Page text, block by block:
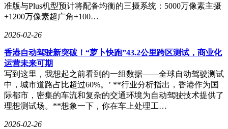
准版与Plus机型预计将配备均衡的三摄系统：5000万像素主摄
+1200万像素超广角+100…
2026-02-26
香港自动驾驶新突破！“萝卜快跑”43.2公里跨区测试，商业化
运营未来可期
写到这里，我想起之前看到的一组数据——全球自动驾驶测试
中，城市道路占比超过60%。’ **行业分析指出，香港作为国
际都市，密集的车流和复杂的交通环境为自动驾驶技术提供了
理想测试场。**想象一下，你在车上处理工…
2026-02-26